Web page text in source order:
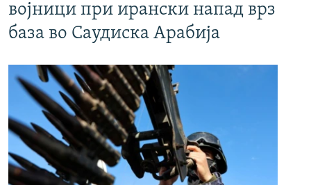
војници при ирански напад врз
база во Саудиска Арабија